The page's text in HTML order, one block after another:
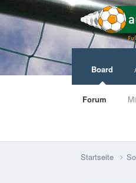
Board
Forum
Startseite